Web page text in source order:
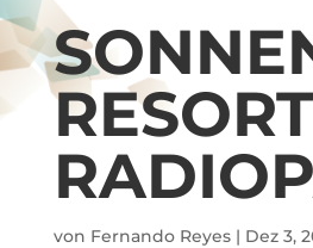
von Fernando Reyes| Dez 3,